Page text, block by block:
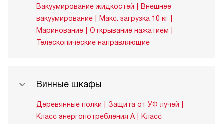
Вакуумирование жидкостей
Внешнее
вакуумирование
Макс. загрузка 10 кг
Маринование
Открывание нажатием
Телескопические направляющие
Винные шкафы
Деревянные полки
Защита от УФ лучей
Класс энергопотребления A
Класс